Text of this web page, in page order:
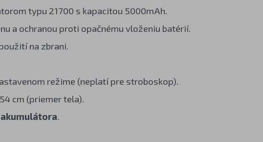
typu 21700 s kapacitou 5000mAh.
a ochranou proti opačnému vloženiu batérií.
na zbrani.
režime (neplatí pre stroboskop).
cm (priemer tela).
.